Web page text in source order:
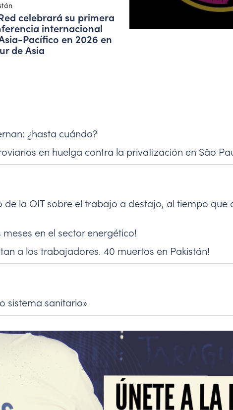
celebrará su primera
internacional
Pacífico en 2026 en
de Asia
¿hasta cuándo?
en huelga contra la privatización en São
la OIT sobre el trabajo a destajo, al tiempo
en el sector energético!
a los trabajadores. 40 muertos en Pakistán!
sistema sanitario»